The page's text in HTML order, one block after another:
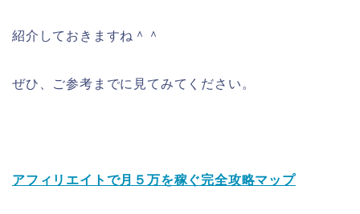
紹介しておきますね＾＾
ぜひ、ご参考までに見てみてください。
アフィリエイトで月５万を稼ぐ完全攻略マップ